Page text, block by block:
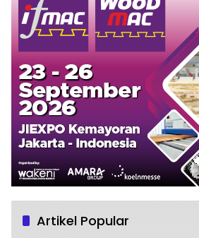
Artikel Popular